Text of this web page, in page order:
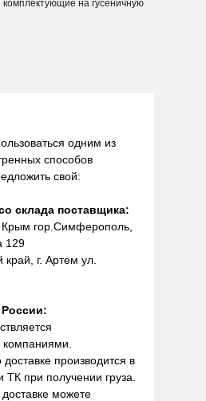
комплектующие на гусеничную
одним из
способов
свой:
склада поставщика:
Крым гор.Симферополь,
129
г. Артем ул.
России:
производится в
при получении груза.
можете